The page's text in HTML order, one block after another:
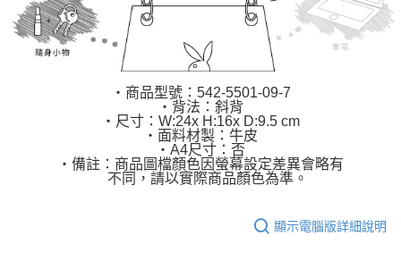
‧商品型號：542-5501-09-7
‧背法：斜背
‧尺寸：W:24x H:16x D:9.5 cm
‧面料材製：牛皮
‧A4尺寸：否
‧備註：商品圖檔顏色因螢幕設定差異會略有
不同，請以實際商品顏色為準。
顯示電腦版詳細說明